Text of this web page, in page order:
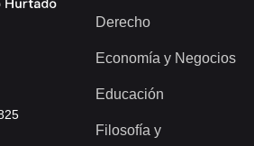
Derecho
Economía y Negocios
Educación
Filosofía y